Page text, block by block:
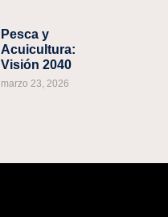
Pesca y
Acuicultura:
Visión 2040
marzo 23, 2026